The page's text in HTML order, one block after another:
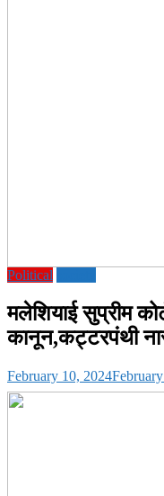
Political
मलेशियाई सुप्रीम
कानून,कट्टरपंथी
February 10, 2024